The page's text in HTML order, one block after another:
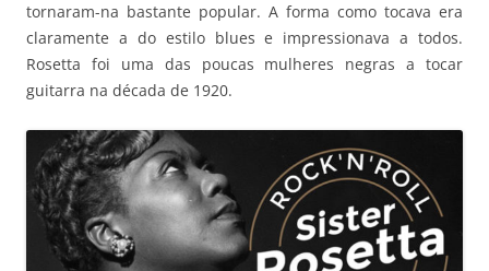
tornaram-na bastante popular. A forma como tocava era
claramente a do estilo blues e impressionava a todos.
Rosetta foi uma das poucas mulheres negras a tocar
guitarra na década de 1920.